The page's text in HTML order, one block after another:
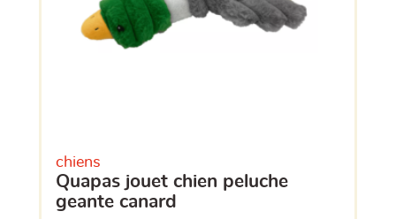
chiens
quapas jouet chien peluche
geante canard